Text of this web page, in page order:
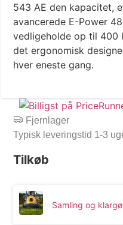
543 AE den kapacitet,
avancerede E-Power
vedligeholde op til
det ergonomisk
hver eneste gang.
Fjernlager
Typisk leveringstid 1-3
Tilkøb
Samling og